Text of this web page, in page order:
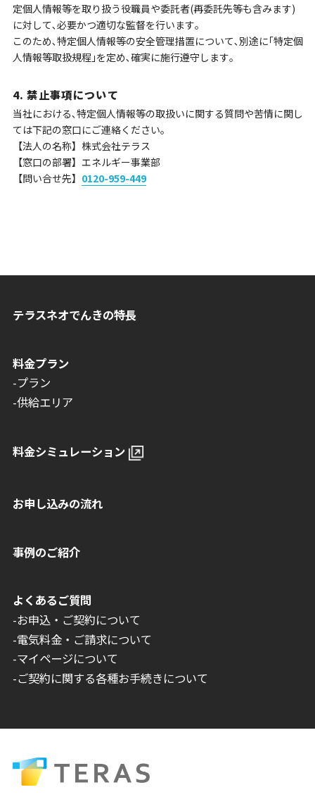
定個人情報等を取り扱う役職員や委託者(再委託先等も含みます)
に対して､必要かつ適切な監督を行います｡
このため､特定個人情報等の安全管理措置について､別途に｢特定個
人情報等取扱規程｣を定め､確実に施行遵守します｡
4. 禁止事項について
当社における､特定個人情報等の取扱いに関する質問や苦情に関し
ては下記の窓口にご連絡ください｡
【法人の名称】株式会社テラス
【窓口の部署】エネルギー事業部
【問い合せ先】 0120-959-449
テラスネオでんきの特長
料金プラン
-プラン
-供給エリア
料金シミュレーション
お申し込みの流れ
事例のご紹介
よくあるご質問
-お申込・ご契約について
-電気料金・ご請求について
-マイページについて
-ご契約に関する各種お手続きについて